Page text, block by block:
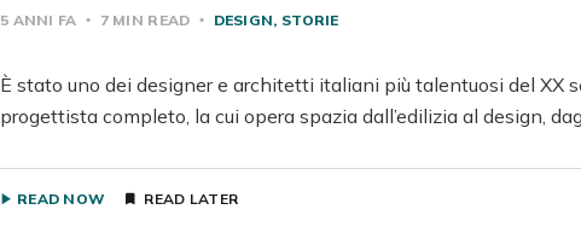
5 ANNI FA 7 MIN READ DESIGN STORIE
È stato uno dei designer e architetti italiani più talentuosi del XX
progettista completo, la cui opera spazia dall’edilizia al design,
READ NOW READ LATER